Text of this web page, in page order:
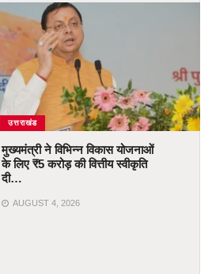
उत्तराखंड
मुख्यमंत्री ने विभिन्न विकास योजनाओं
के लिए ₹5 करोड़ की वित्तीय स्वीकृति
दी…
AUGUST 4, 2026